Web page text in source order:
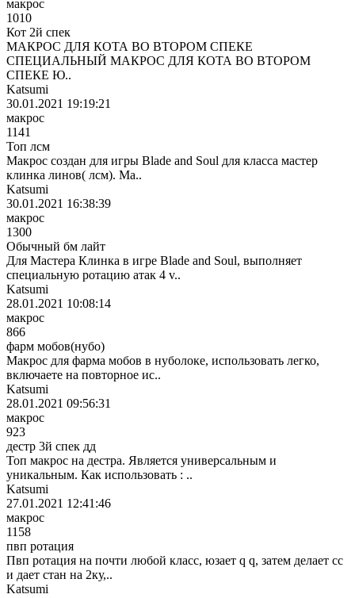
макрос
1010
Кот 2й спек
МАКРОС ДЛЯ КОТА ВО ВТОРОМ СПЕКЕ
СПЕЦИАЛЬНЫЙ МАКРОС ДЛЯ КОТА ВО ВТОРОМ
СПЕКЕ Ю..
Katsumi
30.01.2021 19:19:21
макрос
1141
Топ лсм
Макрос создан для игры Blade and Soul для класса мастер
клинка линов( лсм). Ма..
Katsumi
30.01.2021 16:38:39
макрос
1300
Обычный бм лайт
Для Мастера Клинка в игре Blade and Soul, выполняет
специальную ротацию атак 4 v..
Katsumi
28.01.2021 10:08:14
макрос
866
фарм мобов(нубо)
Макрос для фарма мобов в нуболоке, использовать легко,
включаете на повторное ис..
Katsumi
28.01.2021 09:56:31
макрос
923
дестр 3й спек дд
Топ макрос на дестра. Является универсальным и
уникальным. Как использовать : ..
Katsumi
27.01.2021 12:41:46
макрос
1158
пвп ротация
Пвп ротация на почти любой класс, юзает q q, затем делает сс
и дает стан на 2ку,..
Katsumi